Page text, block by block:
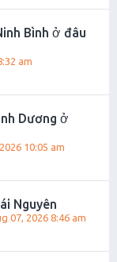
Bình ở đâu
am
Dương ở
10:05 am
Nguyên
07, 2026 8:46 am